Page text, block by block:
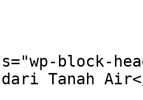
block-
dari Tanah